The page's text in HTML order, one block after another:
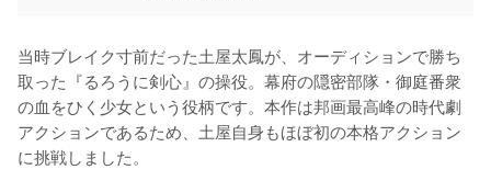
当時ブレイク寸前だった土屋太鳳が、オーディションで勝ち
取った『るろうに剣心』の操役。幕府の隠密部隊・御庭番衆
の血をひく少女という役柄です。本作は邦画最高峰の時代劇
アクションであるため、土屋自身もほぼ初の本格アクション
に挑戦しました。